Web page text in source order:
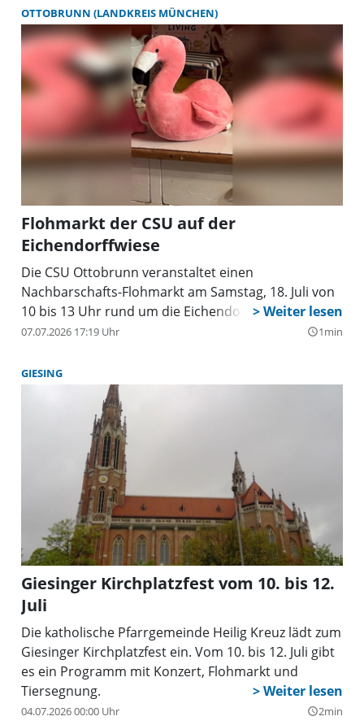
ersatzlos aus! Die Einnahmen kommen der
Jugendarbeit des TSV Brunnthal zu Gute. Der
nächste Flohmarkt findet dann 12. September und
am 10. Oktober statt.
OTTOBRUNN (LANDKREIS MÜNCHEN)
Flohmarkt der CSU auf der
Eichendorffwiese
Die CSU Ottobrunn veranstaltet einen
Nachbarschafts-Flohmarkt am Samstag, 18. Juli von
10 bis 13 Uhr rund um die Eichendorffwiese.
07.07.2026 17:19 Uhr query_builder1min
GIESING
Giesinger Kirchplatzfest vom 10. bis 12.
Juli
Die katholische Pfarrgemeinde Heilig Kreuz lädt zum
Giesinger Kirchplatzfest ein. Vom 10. bis 12. Juli gibt
es ein Programm mit Konzert, Flohmarkt und
Tiersegnung.
04.07.2026 00:00 Uhr query_builder2min